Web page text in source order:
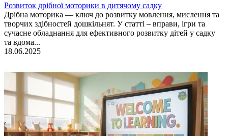
Розвиток дрібної моторики в дитячому садку
Дрібна моторика — ключ до розвитку мовлення, мислення та
творчих здібностей дошкільнят. У статті – вправи, ігри та
сучасне обладнання для ефективного розвитку дітей у садку
та вдома...
18.06.2025